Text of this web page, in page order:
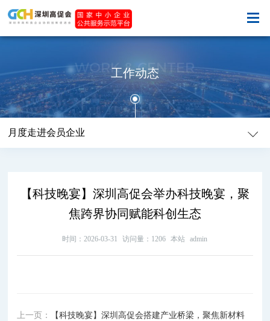
WORK & CENTER
工作动态
月度走进会员企业
【科技晚宴】深圳高促会举办科技晚宴，聚
焦跨界协同赋能科创生态
时间：2026-03-31 访问量：1206 本站 admin
上一页：
【科技晚宴】深圳高促会搭建产业桥梁，聚焦新材料